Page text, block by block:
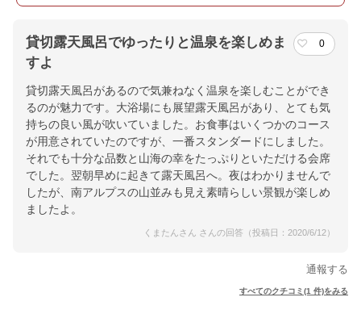
貸切露天風呂でゆったりと温泉を楽しめま
すよ
0
貸切露天風呂があるので気兼ねなく温泉を楽しむことができ
るのが魅力です。大浴場にも展望露天風呂があり、とても気
持ちの良い風が吹いていました。お食事はいくつかのコース
が用意されていたのですが、一番スタンダードにしました。
それでも十分な品数と山海の幸をたっぷりといただける会席
でした。翌朝早めに起きて露天風呂へ。夜はわかりませんで
したが、南アルプスの山並みも見え素晴らしい景観が楽しめ
ましたよ。
くまたんさん さんの回答（投稿日：2020/6/12）
通報する
すべてのクチコミ(1 件)をみる